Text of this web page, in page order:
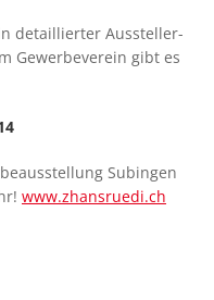
detaillierter Aussteller-
Gewerbeverein gibt es
Subingen
www.zhansruedi.ch